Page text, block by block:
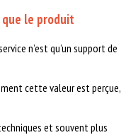
le produit
n’est qu’un support de
cette valeur est perçue,
et souvent plus